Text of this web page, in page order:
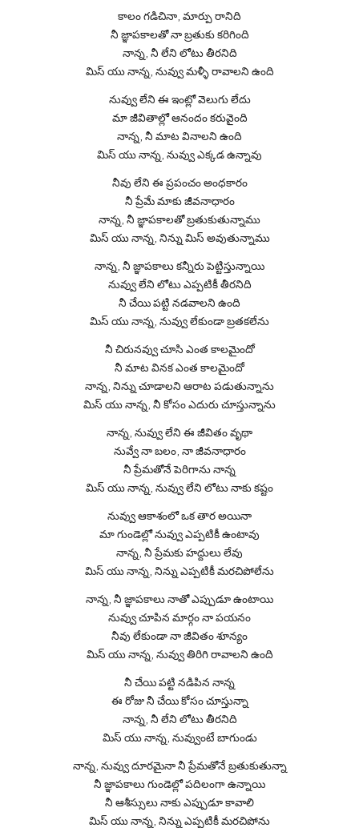
కాలం గడిచినా, మార్పు రానిది
నీ జ్ఞాపకాలతో నా బ్రతుకు కరిగింది
నాన్న, నీ లేని లోటు తీరనిది
మిస్ యు నాన్న, నువ్వు మళ్ళీ రావాలని ఉంది
నువ్వు లేని ఈ ఇంట్లో వెలుగు లేదు
మా జీవితాల్లో ఆనందం కరువైంది
నాన్న, నీ మాట వినాలని ఉంది
మిస్ యు నాన్న, నువ్వు ఎక్కడ ఉన్నావు
నీవు లేని ఈ ప్రపంచం అంధకారం
నీ ప్రేమే మాకు జీవనాధారం
నాన్న, నీ జ్ఞాపకాలతో బ్రతుకుతున్నాము
మిస్ యు నాన్న, నిన్ను మిస్ అవుతున్నాము
నాన్న, నీ జ్ఞాపకాలు కన్నీరు పెట్టిస్తున్నాయి
నువ్వు లేని లోటు ఎప్పటికీ తీరనిది
నీ చేయి పట్టి నడవాలని ఉంది
మిస్ యు నాన్న, నువ్వు లేకుండా బ్రతకలేను
నీ చిరునవ్వు చూసి ఎంత కాలమైందో
నీ మాట వినక ఎంత కాలమైందో
నాన్న, నిన్ను చూడాలని ఆరాట పడుతున్నాను
మిస్ యు నాన్న, నీ కోసం ఎదురు చూస్తున్నాను
నాన్న, నువ్వు లేని ఈ జీవితం వృథా
నువ్వే నా బలం, నా జీవనాధారం
నీ ప్రేమతోనే పెరిగాను నాన్న
మిస్ యు నాన్న, నువ్వు లేని లోటు నాకు కష్టం
నువ్వు ఆకాశంలో ఒక తార అయినా
మా గుండెల్లో నువ్వు ఎప్పటికీ ఉంటావు
నాన్న, నీ ప్రేమకు హద్దులు లేవు
మిస్ యు నాన్న, నిన్ను ఎప్పటికీ మరచిపోలేను
నాన్న, నీ జ్ఞాపకాలు నాతో ఎప్పుడూ ఉంటాయి
నువ్వు చూపిన మార్గం నా పయనం
నీవు లేకుండా నా జీవితం శూన్యం
మిస్ యు నాన్న, నువ్వు తిరిగి రావాలని ఉంది
నీ చేయి పట్టి నడిపిన నాన్న
ఈ రోజు నీ చేయి కోసం చూస్తున్నా
నాన్న, నీ లేని లోటు తీరనిది
మిస్ యు నాన్న, నువ్వుంటే బాగుండు
నాన్న, నువ్వు దూరమైనా నీ ప్రేమతోనే బ్రతుకుతున్నా
నీ జ్ఞాపకాలు గుండెల్లో పదిలంగా ఉన్నాయి
నీ ఆశీస్సులు నాకు ఎప్పుడూ కావాలి
మిస్ యు నాన్న, నిన్ను ఎప్పటికీ మరచిపోను